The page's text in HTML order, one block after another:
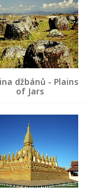
džbánů - Plains
of Jars